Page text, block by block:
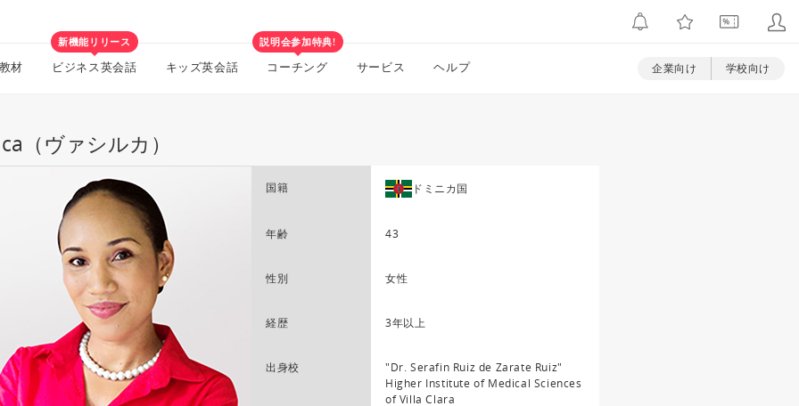
材
新機能リリース
ビジネス英会話 キッズ英会話
説明会参加特典!
コーチング サービス ヘルプ 企業向け 学校向け
（ヴァシルカ）
国籍 ドミニカ国
年齢 43
性別 女性
経歴 3年以上
出身校
"Dr. Serafin Ruiz de Zarate Ruiz"
Higher Institute of Medical Sciences
of Villa Clara